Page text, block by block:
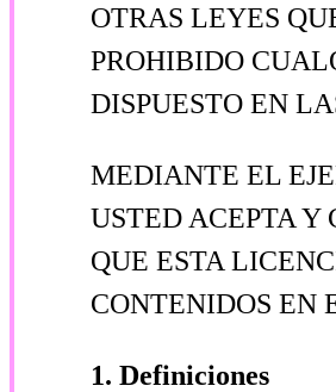
OTRAS LEYES
PROHIBIDO
DISPUESTO EN
MEDIANTE EL
USTED ACEPTA
QUE ESTA
CONTENIDOS EN
1. Definiciones